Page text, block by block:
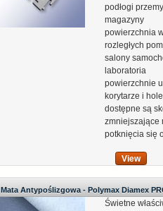
podłogi
magazyny
powierzchnia
rozległych
salony
laboratoria
powierzchnie
korytarze i hole
dostępne są
zmniejszające
potknięcia się
View
Mata Antypoślizgowa - Polymax Diamex
Świetne